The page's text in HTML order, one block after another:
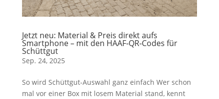
Jetzt neu: Material & Preis direkt aufs
Smartphone – mit den HAAF‑QR‑Codes für
Schüttgut
Sep. 24, 2025
So wird Schüttgut-Auswahl ganz einfach Wer schon
mal vor einer Box mit losem Material stand, kennt